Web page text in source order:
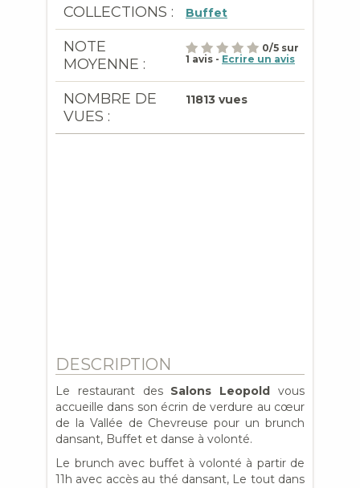
COLLECTIONS : Buffet
NOTE
MOYENNE :
0/5 sur
1 avis - Ecrire un avis
NOMBRE DE
VUES :
11813 vues
DESCRIPTION
Le restaurant des Salons Leopold vous
accueille dans son écrin de verdure au cœur
de la Vallée de Chevreuse pour un brunch
dansant, Buffet et danse à volonté.
Le brunch avec buffet à volonté à partir de
11h avec accès au thé dansant, Le tout dans